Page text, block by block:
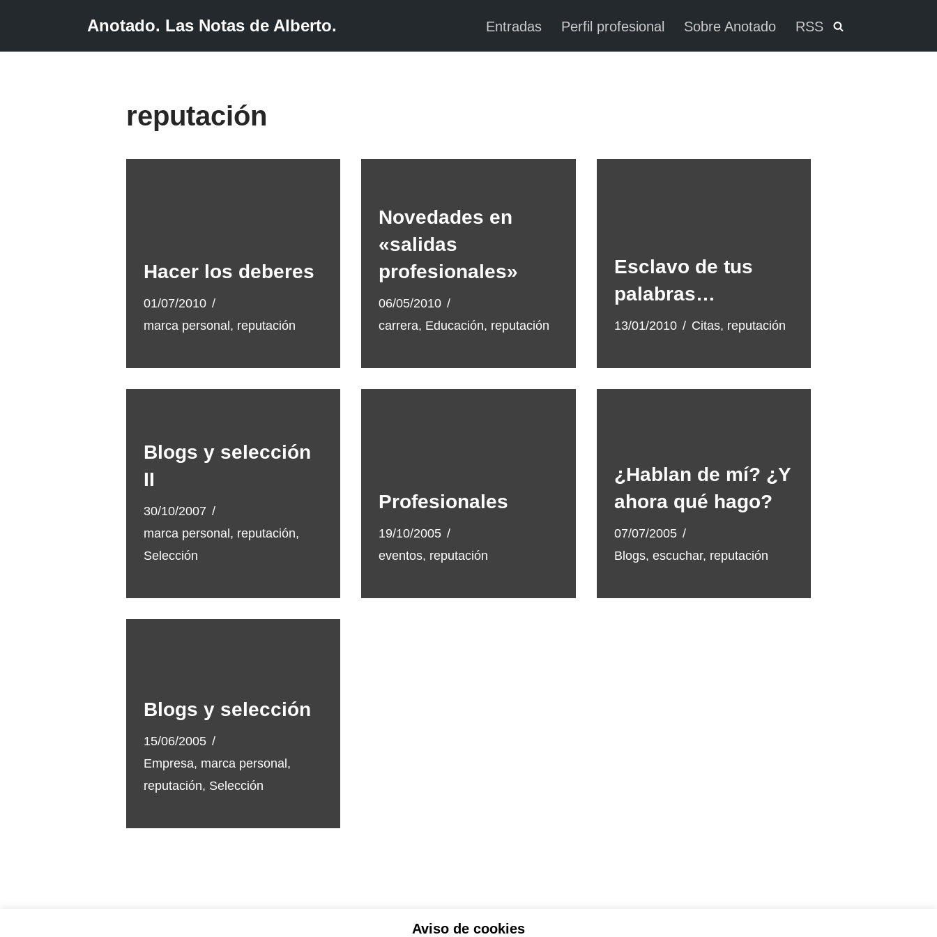
Anotado. Las Notas de Alberto. Entradas Perfil profesional Sobre Anotado RSS
reputación
Hacer los deberes
01/07/2010
marca personal , reputación
Novedades en
«salidas
profesionales»
06/05/2010
carrera, Educación, reputación
Esclavo de tus
palabras…
13/01/2010 Citas, reputación
Blogs y selección
II
30/10/2007
marca personal , reputación,
Selección
Profesionales
19/10/2005
eventos, reputación
¿Hablan de mí? ¿Y
ahora qué hago?
07/07/2005
Blogs, escuchar, reputación
Blogs y selección
15/06/2005
Empresa, marca personal ,
reputación, Selección
Aviso de cookies